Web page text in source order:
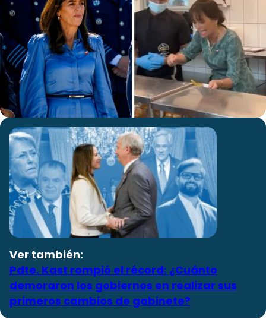
Ver también:
Pdte. Kast rompió el récord: ¿Cuánto
demoraron los gobiernos en realizar sus
primeros cambios de gabinete?